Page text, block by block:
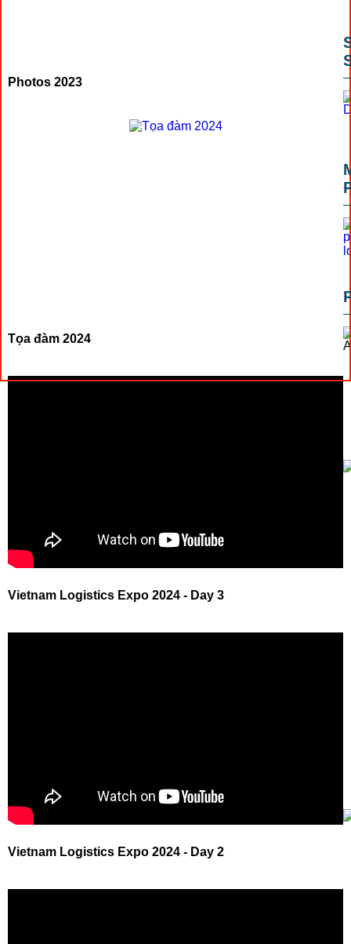
Photos 2023
Tọa đàm 2024
Vietnam Logistics Expo 2024 - Day 3
Vietnam Logistics Expo 2024 - Day 2